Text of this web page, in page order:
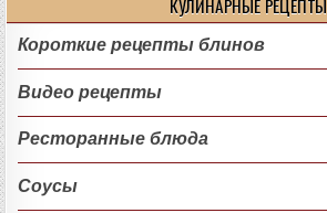
КУЛИНАРНЫЕ РЕЦЕПТЫ
Короткие рецепты блинов
Видео рецепты
Ресторанные блюда
Соусы